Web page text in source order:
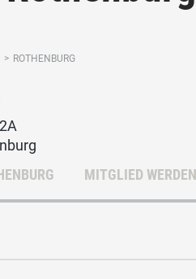
> ROTHENBURG
MITGLIED